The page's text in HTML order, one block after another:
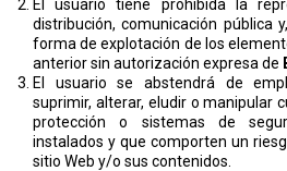
El usuario tiene prohibida la
distribución, comunicación pública
forma de explotación de los
anterior sin autorización expresa de
El usuario se abstendrá de
suprimir, alterar, eludir o manipular
protección o sistemas de
instalados y que comporten un
sitio Web y/o sus contenidos.